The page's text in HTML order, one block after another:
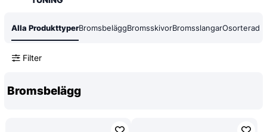
Alla ProdukttyperBromsbeläggBromsskivorBromsslangarOsorterad
Filter
Bromsbelägg